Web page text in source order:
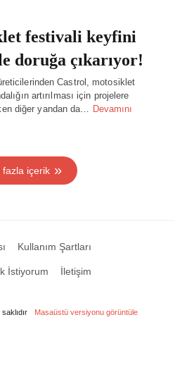
festivali keyfini
doruğa çıkarıyor!
Castrol, motosiklet
artırılması için projelere
diğer yandan da…
Devamını
fazla içerik
Kullanım Şartları
İstiyorum İletişim
Masaüstü versiyonu görüntüle